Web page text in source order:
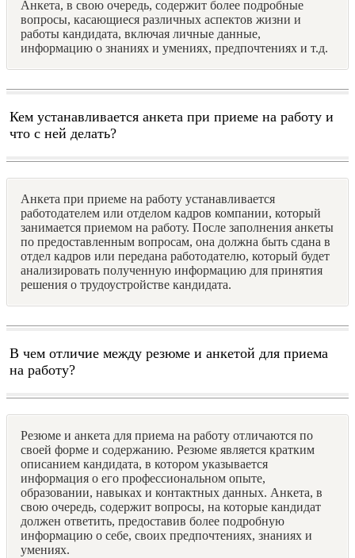
Анкета, в свою очередь, содержит более подробные
вопросы, касающиеся различных аспектов жизни и
работы кандидата, включая личные данные,
информацию о знаниях и умениях, предпочтениях и т.д.
Кем устанавливается анкета при приеме на работу и
что с ней делать?
Анкета при приеме на работу устанавливается
работодателем или отделом кадров компании, который
занимается приемом на работу. После заполнения анкеты
по предоставленным вопросам, она должна быть сдана в
отдел кадров или передана работодателю, который будет
анализировать полученную информацию для принятия
решения о трудоустройстве кандидата.
В чем отличие между резюме и анкетой для приема
на работу?
Резюме и анкета для приема на работу отличаются по
своей форме и содержанию. Резюме является кратким
описанием кандидата, в котором указывается
информация о его профессиональном опыте,
образовании, навыках и контактных данных. Анкета, в
свою очередь, содержит вопросы, на которые кандидат
должен ответить, предоставив более подробную
информацию о себе, своих предпочтениях, знаниях и
умениях.